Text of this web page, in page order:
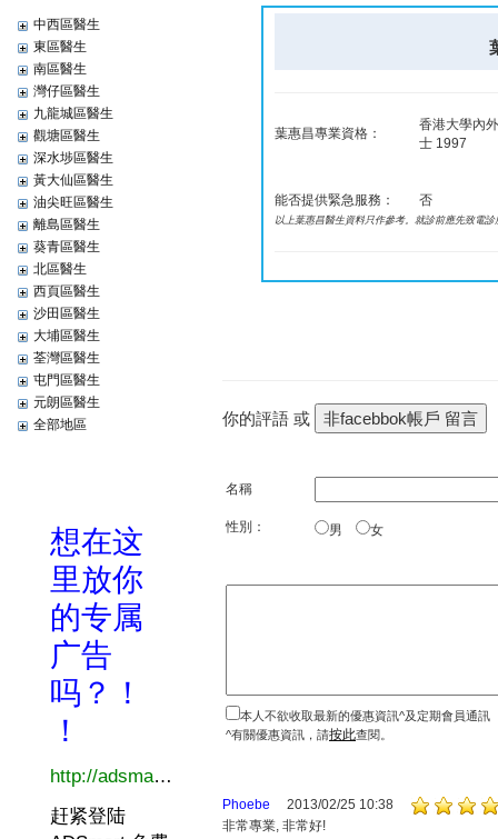
中西區醫生
東區醫生
南區醫生
灣仔區醫生
九龍城區醫生
觀塘區醫生
深水埗區醫生
黃大仙區醫生
油尖旺區醫生
離島區醫生
葵青區醫生
北區醫生
西頁區醫生
沙田區醫生
大埔區醫生
荃灣區醫生
屯門區醫生
元朗區醫生
全部地區
葉惠昌專業資格：
香港大學內
士 1997
能否提供緊急服務： 否
以上葉惠昌醫生資料只作參考。就診前應先致電
你的評語 或
名稱
性別： 男 女
本人不欲收取最新的優惠資訊^及定期會員通訊
^有關優惠資訊，請按此查閱。
Phoebe
2013/02/25 10:38
非常專業, 非常好!